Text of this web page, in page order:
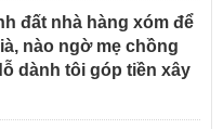
đất nhà hàng xóm để
nào ngờ mẹ chồng
dành tôi góp tiền xây